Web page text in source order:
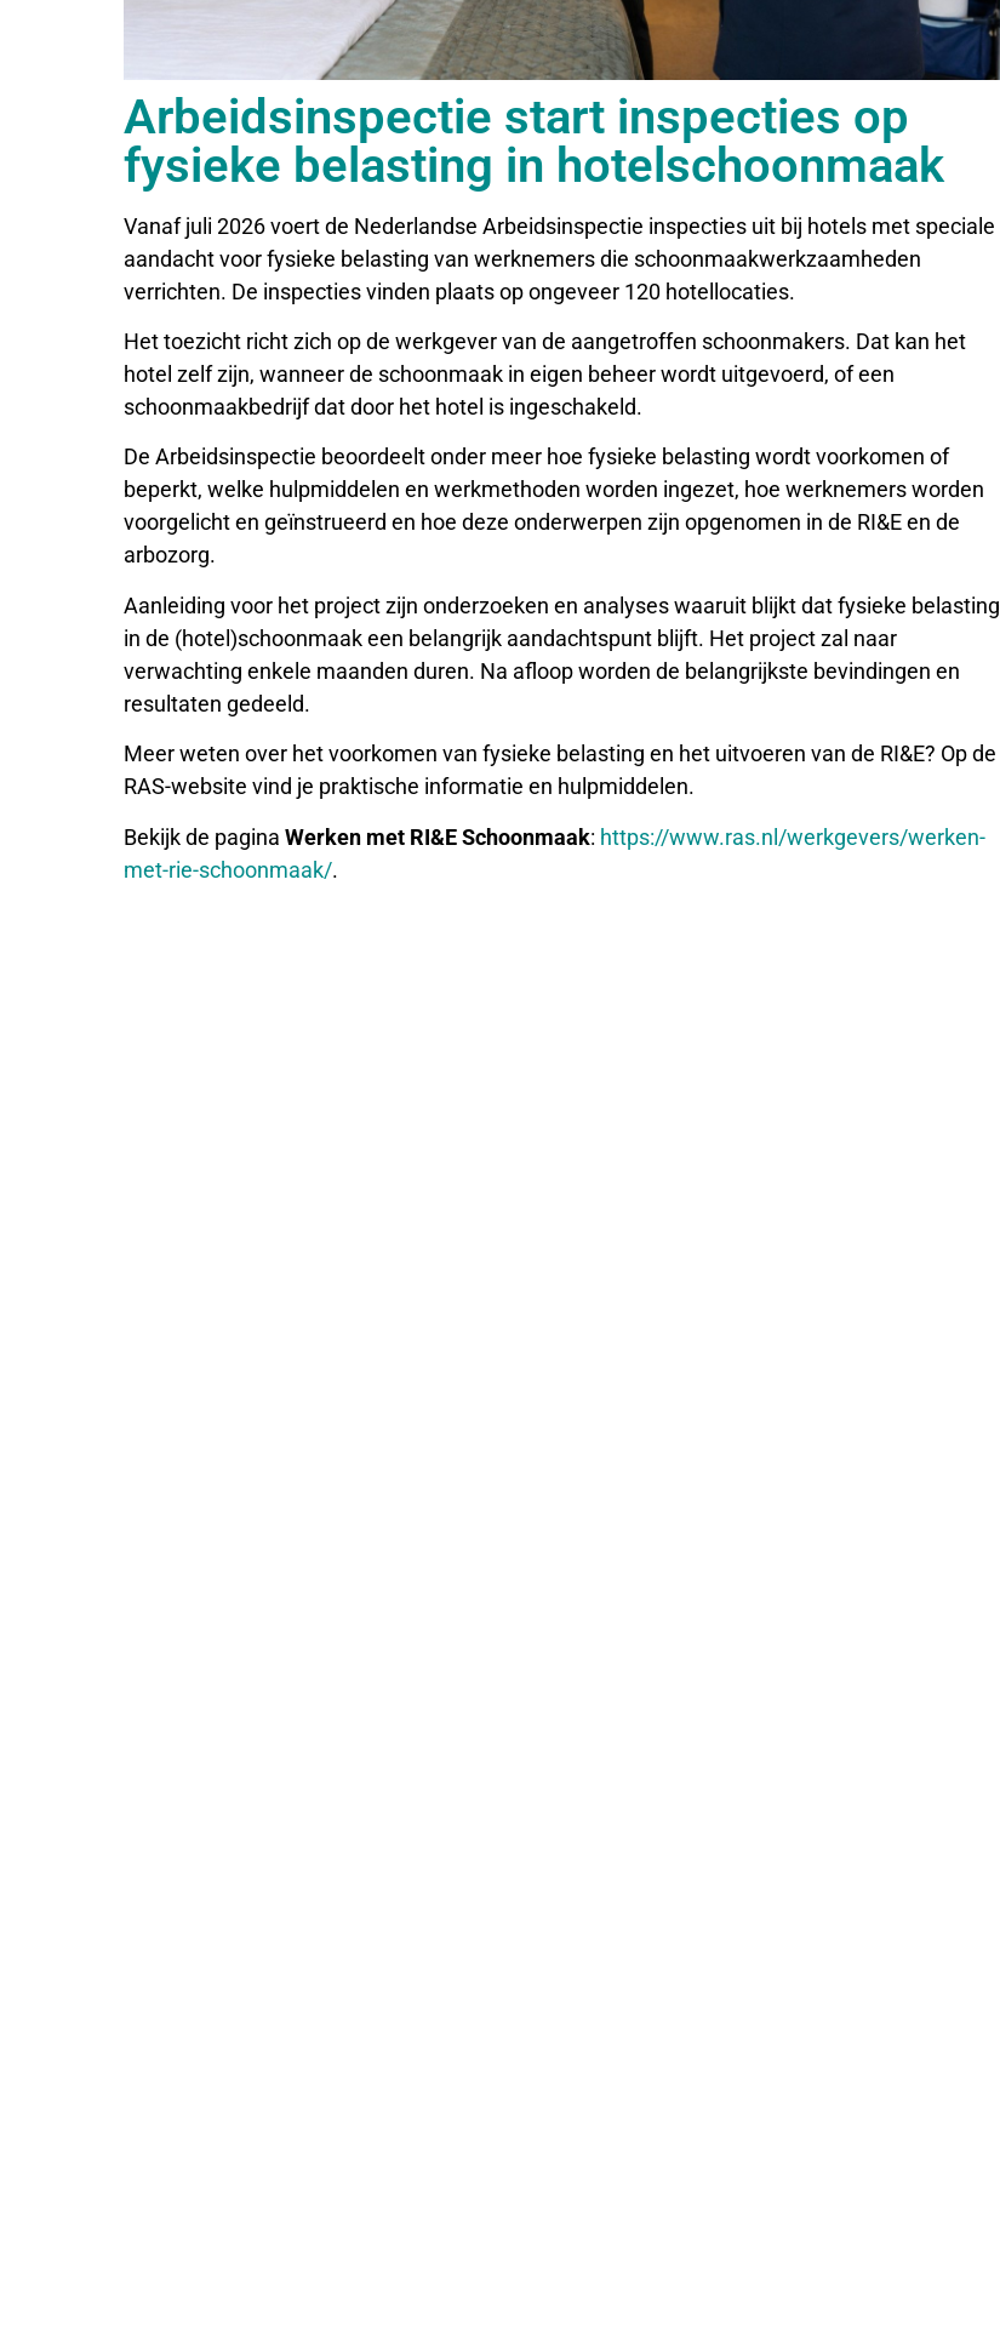
Arbeidsinspectie start inspecties op
fysieke belasting in hotelschoonmaak
Vanaf juli 2026 voert de Nederlandse Arbeidsinspectie inspecties uit bij hotels met speciale
aandacht voor fysieke belasting van werknemers die schoonmaakwerkzaamheden
verrichten. De inspecties vinden plaats op ongeveer 120 hotellocaties.
Het toezicht richt zich op de werkgever van de aangetroffen schoonmakers. Dat kan het
hotel zelf zijn, wanneer de schoonmaak in eigen beheer wordt uitgevoerd, of een
schoonmaakbedrijf dat door het hotel is ingeschakeld.
De Arbeidsinspectie beoordeelt onder meer hoe fysieke belasting wordt voorkomen of
beperkt, welke hulpmiddelen en werkmethoden worden ingezet, hoe werknemers worden
voorgelicht en geïnstrueerd en hoe deze onderwerpen zijn opgenomen in de RI&E en de
arbozorg.
Aanleiding voor het project zijn onderzoeken en analyses waaruit blijkt dat fysieke belasting
in de (hotel)schoonmaak een belangrijk aandachtspunt blijft. Het project zal naar
verwachting enkele maanden duren. Na afloop worden de belangrijkste bevindingen en
resultaten gedeeld.
Meer weten over het voorkomen van fysieke belasting en het uitvoeren van de RI&E? Op de
RAS-website vind je praktische informatie en hulpmiddelen.
Bekijk de pagina Werken met RI&E Schoonmaak: https://www.ras.nl/werkgevers/werken-
met-rie-schoonmaak/.